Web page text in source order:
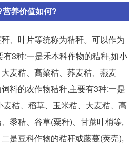
养价值如何?
、叶片等统称为秸秆。可以作为
3种:一是禾本科作物的秸秆,如小
麦秸、髙梁秸、荞麦秸、燕麦
料的农作物秸秆,主要有3种:一是
秸、稻草、玉米秸、大麦秸、髙
黍秸、谷草(粟秆)、甘蔗叶梢等,
是豆科作物的秸秆或藤蔓(荚壳),